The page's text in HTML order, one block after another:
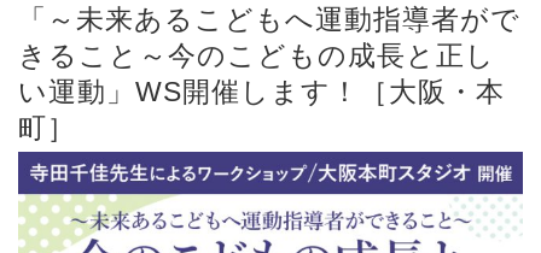
「～未来あるこどもへ運動指導者がで
きること～今のこどもの成長と正し
い運動」WS開催します！［大阪・本
町］